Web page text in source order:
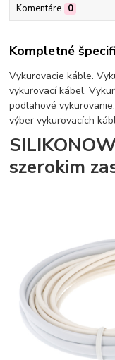
Komentáre 0
Kompletné
Vykurovacie káble.
vykurovací kábel.
podlahové
výber vykurovacích
szerokim